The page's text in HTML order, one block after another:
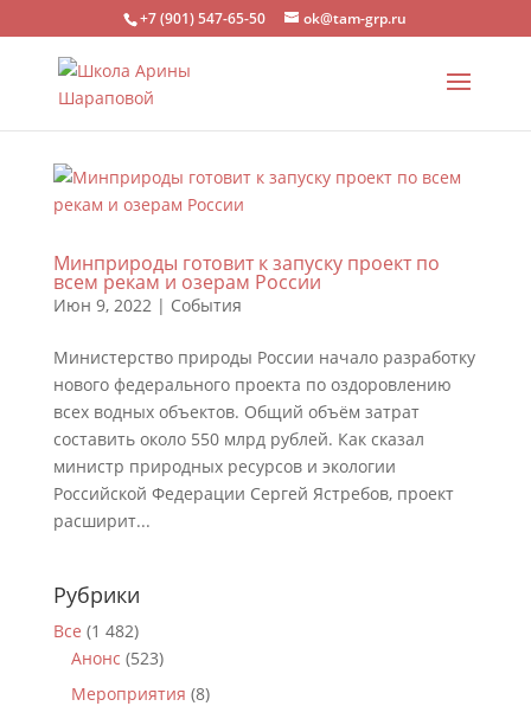
+7 (901) 547-65-50 ok@tam-grp.ru
Минприроды готовит к запуску проект по
всем рекам и озерам России
Июн 9, 2022| События
Министерство природы России начало разработку
нового федерального проекта по оздоровлению
всех водных объектов. Общий объём затрат
составить около 550 млрд рублей. Как сказал
министр природных ресурсов и экологии
Российской Федерации Сергей Ястребов, проект
расширит...
Рубрики
Все (1 482)
Анонс (523)
Мероприятия (8)